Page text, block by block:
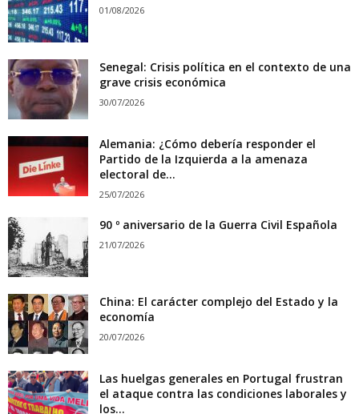
01/08/2026
Senegal: Crisis política en el contexto de una
grave crisis económica
30/07/2026
Alemania: ¿Cómo debería responder el
Partido de la Izquierda a la amenaza
electoral de...
25/07/2026
90 º aniversario de la Guerra Civil Española
21/07/2026
China: El carácter complejo del Estado y la
economía
20/07/2026
Las huelgas generales en Portugal frustran
el ataque contra las condiciones laborales y
los...